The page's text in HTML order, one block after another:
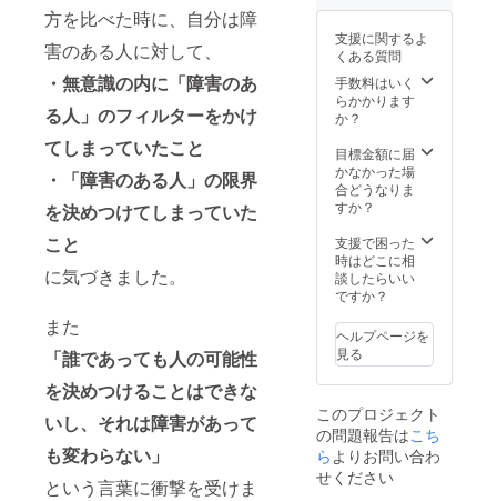
方を比べた時に、自分は障
害のある人に対して、
・無意識の内に「障害のあ
る人」のフィルターをかけ
てしまっていたこと
・「障害のある人」の限界
を決めつけてしまっていた
こと
に気づきました。
また
「誰であっても人の可能性
を決めつけることはできな
いし、それは障害があって
も変わらない」
という言葉に衝撃を受けま
支援に関するよ
くある質問
手数料はいく
らかかります
か？
目標金額に届
かなかった場
合どうなりま
すか？
支援で困った
時はどこに相
談したらいい
ですか？
ヘルプページを
見る
このプロジェクト
の問題報告はこち
らよりお問い合わ
せください